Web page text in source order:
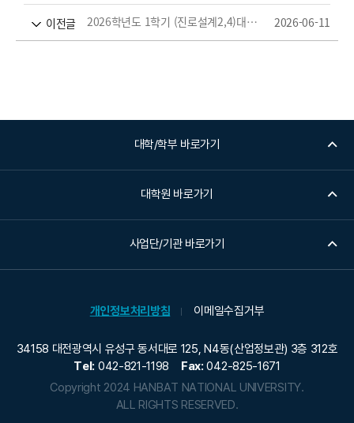
이전글 2026학년도 1학기 (진로설계2,4)대학일자리본부 컨설턴트 필수상담 미참여자 추가 상담 안내 2026-06-11
대학/학부 바로가기
대학원 바로가기
사업단/기관 바로가기
개인정보처리방침 이메일수집거부
34158 대전광역시 유성구 동서대로 125, N4동(산업정보관) 3층 312호
Tel: 042-821-1198 Fax: 042-825-1671
Copyright 2024 HANBAT NATIONAL UNIVERSITY.
ALL RIGHTS RESERVED.